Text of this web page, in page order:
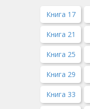
Книга 17
Книга 21
Книга 25
Книга 29
Книга 33